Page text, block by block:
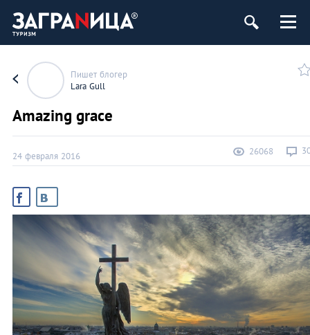
Пишет блогер
Lara Gull
Amazing grace
24 февраля 2016 26068